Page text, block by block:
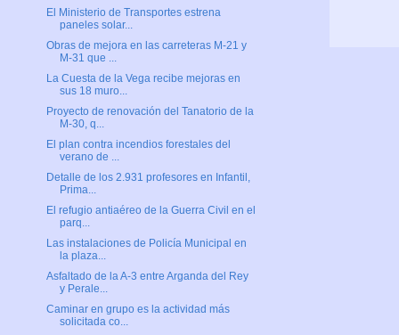
El Ministerio de Transportes estrena
paneles solar...
Obras de mejora en las carreteras M-21 y
M-31 que ...
La Cuesta de la Vega recibe mejoras en
sus 18 muro...
Proyecto de renovación del Tanatorio de la
M-30, q...
El plan contra incendios forestales del
verano de ...
Detalle de los 2.931 profesores en Infantil,
Prima...
El refugio antiaéreo de la Guerra Civil en el
parq...
Las instalaciones de Policía Municipal en
la plaza...
Asfaltado de la A-3 entre Arganda del Rey
y Perale...
Caminar en grupo es la actividad más
solicitada co...